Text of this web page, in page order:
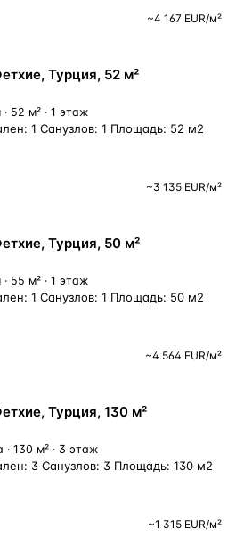
~4 167 EUR/м²
Турция, 52 м²
· 52 м² · 1 этаж
1 Санузлов: 1 Площадь: 52 м2
~3 135 EUR/м²
Турция, 50 м²
· 55 м² · 1 этаж
1 Санузлов: 1 Площадь: 50 м2
~4 564 EUR/м²
Турция, 130 м²
· 130 м² · 3 этаж
3 Санузлов: 3 Площадь: 130 м2
~1 315 EUR/м²